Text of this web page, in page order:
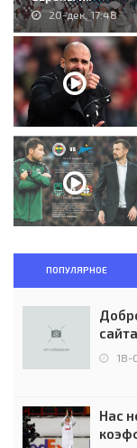
20-дек, 17:48
ПОПУЛЯРНОЕ
18-
Нас